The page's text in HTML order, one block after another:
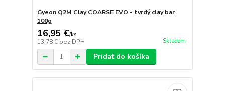
Gyeon Q2M Clay COARSE EVO - tvrdý clay bar
100g
16,95 €/ks
13,78 € bez DPH Skladom
Pridať do košíka